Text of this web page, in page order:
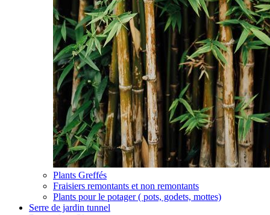
Plants Greffés
Fraisiers remontants et non remontants
Plants pour le potager ( pots, godets, mottes)
Serre de jardin tunnel